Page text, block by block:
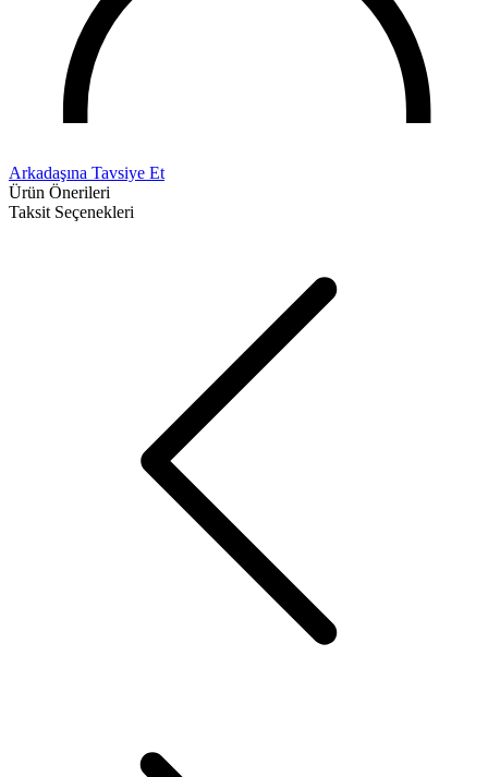
Arkadaşına Tavsiye Et
Ürün Önerileri
Taksit Seçenekleri